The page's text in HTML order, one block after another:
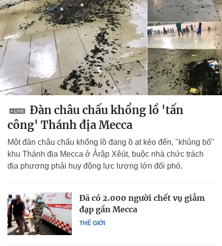
Đàn châu chấu khổng lồ 'tấn
công' Thánh địa Mecca
Một đàn châu chấu khổng lồ đang ồ ạt kéo đến, "khủng bố"
khu Thánh địa Mecca ở Ảrập Xêút, buộc nhà chức trách
địa phương phải huy động lực lượng lớn đối phó.
THẾ GIỚI
Đã có 2.000 người chết vụ giẫm
đạp gần Mecca